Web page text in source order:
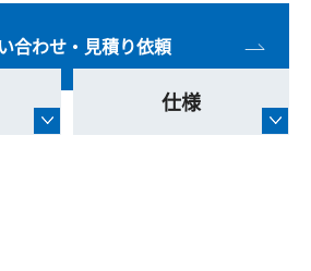
合わせ・見積り依頼
仕様